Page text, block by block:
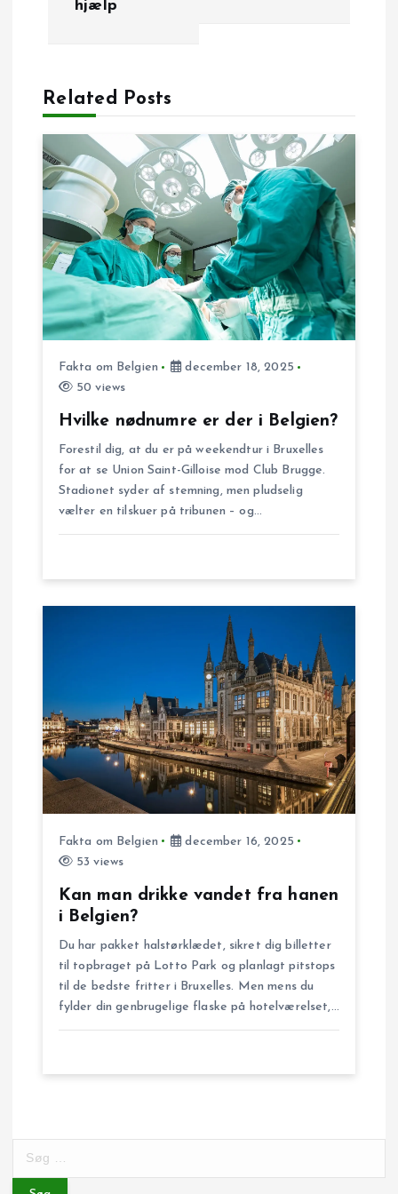
æ
g
s
n
a
v
o
hjælp
Related Posts
Fakta om Belgien
december 18, 2025
50 views
Hvilke nødnumre er der i Belgien?
Forestil dig, at du er på weekendtur i Bruxelles
for at se Union Saint-Gilloise mod Club Brugge.
Stadionet syder af stemning, men pludselig
vælter en tilskuer på tribunen – og…
Fakta om Belgien
december 16, 2025
53 views
Kan man drikke vandet fra hanen
i Belgien?
Du har pakket halstørklædet, sikret dig billetter
til topbraget på Lotto Park og planlagt pitstops
til de bedste fritter i Bruxelles. Men mens du
fylder din genbrugelige flaske på hotelværelset,…